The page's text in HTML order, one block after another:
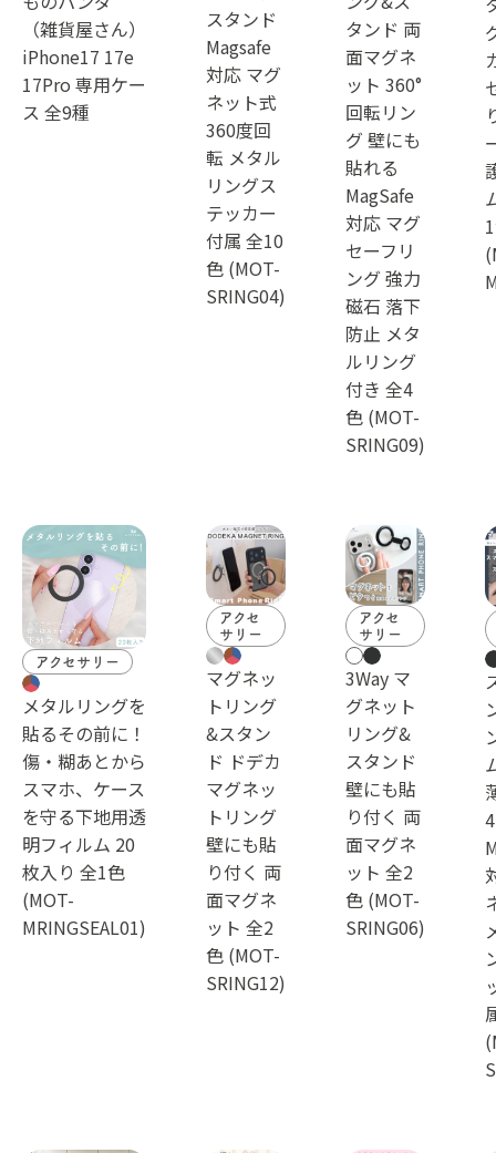
（雑貨屋さん）
iPhone17 17e
17Pro 専用ケー
ス 全9種
スタンド
Magsafe
対応 マグ
ネット式
360度回
転 メタル
リングス
テッカー
付属 全10
色 (MOT-
SRING04)
タンド 両
面マグネ
ット 360°
回転リン
グ 壁にも
貼れる
MagSafe
対応 マグ
セーフリ
ング 強力
磁石 落下
防止 メタ
ルリング
付き 全4
色 (MOT-
SRING09)
アクセサリー
メタルリングを
貼るその前に！
傷・糊あとから
スマホ、ケース
を守る下地用透
明フィルム 20
枚入り 全1色
(MOT-
MRINGSEAL01)
アクセ
サリー
マグネッ
トリング
&スタン
ド ドデカ
マグネッ
トリング
壁にも貼
り付く 両
面マグネ
ット 全2
色 (MOT-
SRING12)
アクセ
サリー
3Way マ
グネット
リング&
スタンド
壁にも貼
り付く 両
面マグネ
ット 全2
色 (MOT-
SRING06)